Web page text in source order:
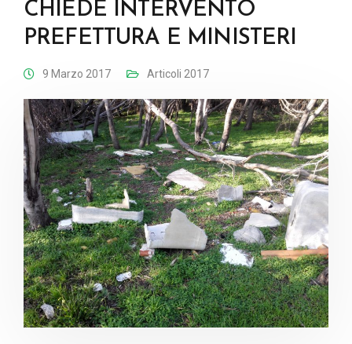
CHIEDE INTERVENTO
PREFETTURA E MINISTERI
9 Marzo 2017 Articoli 2017